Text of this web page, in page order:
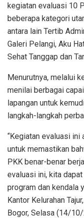
kegiatan evaluasi 10
beberapa kategori
antara lain Tertib
Galeri Pelangi, Aku
Sehat Tanggap dan
Menurutnya, melalui
menilai berbagai
lapangan untuk
langkah-langkah
“Kegiatan evaluasi ini
untuk memastikan
PKK benar-benar
evaluasi ini, kita
program dan kendala
Kantor Kelurahan
Bogor, Selasa (14/